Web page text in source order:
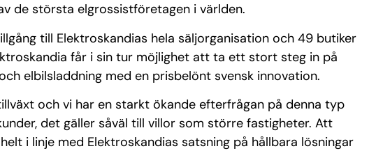
de största elgrossistföretagen i världen.
till Elektroskandias hela säljorganisation och 49 butiker
får i sin tur möjlighet att ta ett stort steg in på
elbilsladdning med en prisbelönt svensk innovation.
och vi har en starkt ökande efterfrågan på denna typ
det gäller såväl till villor som större fastigheter. Att
i linje med Elektroskandias satsning på hållbara lösningar